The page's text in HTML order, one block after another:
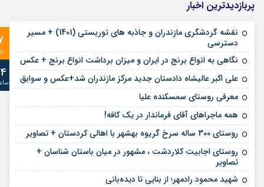
پربازدیدترین اخبار
نقشه گردشگری مازندران و جاذبه های توریستی (1401) + مسیر
دسترسی
نگاهی به انواع برنج در ایران و میزان برداشت انواع برنج + عکس
علی‌ اکبر عالیشاه دادستان جدید مرکز مازندران شد+عکس و سوابق
معرفی روستای سمسکنده علیا
همه ماجراهای آقای فرماندار در یک کافه!
روستای 300 ساله سرخ ‌گریوه بهشهر با اهالی کردستان + تصاویر
روستای اجابیت کلاردشت ، مشهور در میان باستان شناسان +
تصاویر
شهید محمود رادمهر؛ از بنایی تا دیده‌بانی